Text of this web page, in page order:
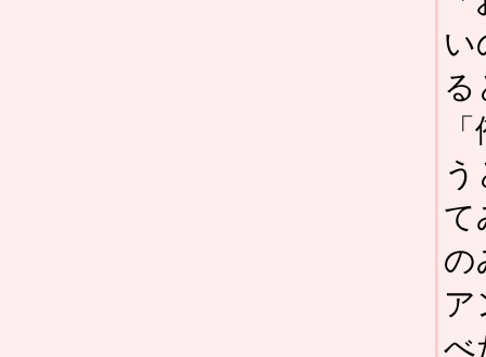
い
る
て
の
ア
べ